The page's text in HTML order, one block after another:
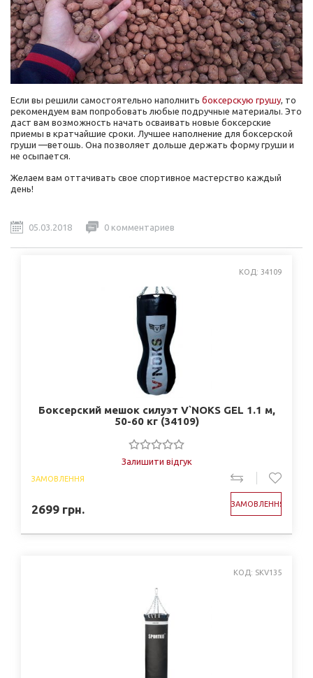
Если вы решили самостоятельно наполнить боксерскую грушу , то
рекомендуем вам попробовать любые подручные материалы. Это
даст вам возможность начать осваивать новые боксерские
приемы в кратчайшие сроки. Лучшее наполнение для боксерской
груши —ветошь. Она позволяет дольше держать форму груши и
не осыпается.
Желаем вам оттачивать свое спортивное мастерство каждый
день!
05.03.2018 0 комментариев
КОД: 34109
Боксерский мешок силуэт V`NOKS GEL 1.1 м,
50-60 кг (34109)
Залишити відгук
ЗАМОВЛЕННЯ
2699 грн. ЗАМОВЛЕННЯ
КОД: SKV135